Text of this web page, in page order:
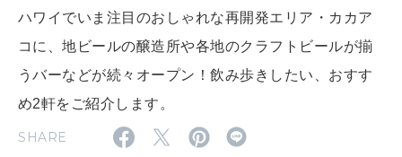
CULTURE
WORK&MONEY
いい人生って？
ハワイでいま注目のおしゃれな再開発エリア・カカア
コに、地ビールの醸造所や各地のクラフトビールが揃
うバーなどが続々オープン！飲み歩きしたい、おすす
め2軒をご紹介します。
SHARE